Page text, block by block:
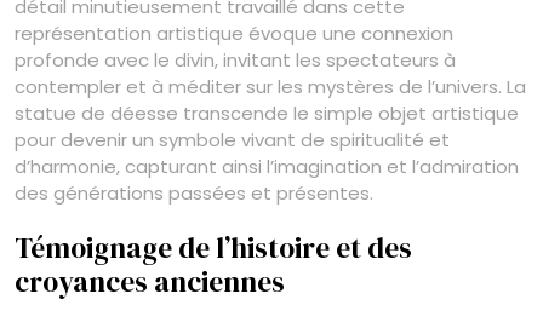
détail minutieusement travaillé dans cette
représentation artistique évoque une connexion
profonde avec le divin, invitant les spectateurs à
contempler et à méditer sur les mystères de l’univers. La
statue de déesse transcende le simple objet artistique
pour devenir un symbole vivant de spiritualité et
d’harmonie, capturant ainsi l’imagination et l’admiration
des générations passées et présentes.
Témoignage de l’histoire et des
croyances anciennes